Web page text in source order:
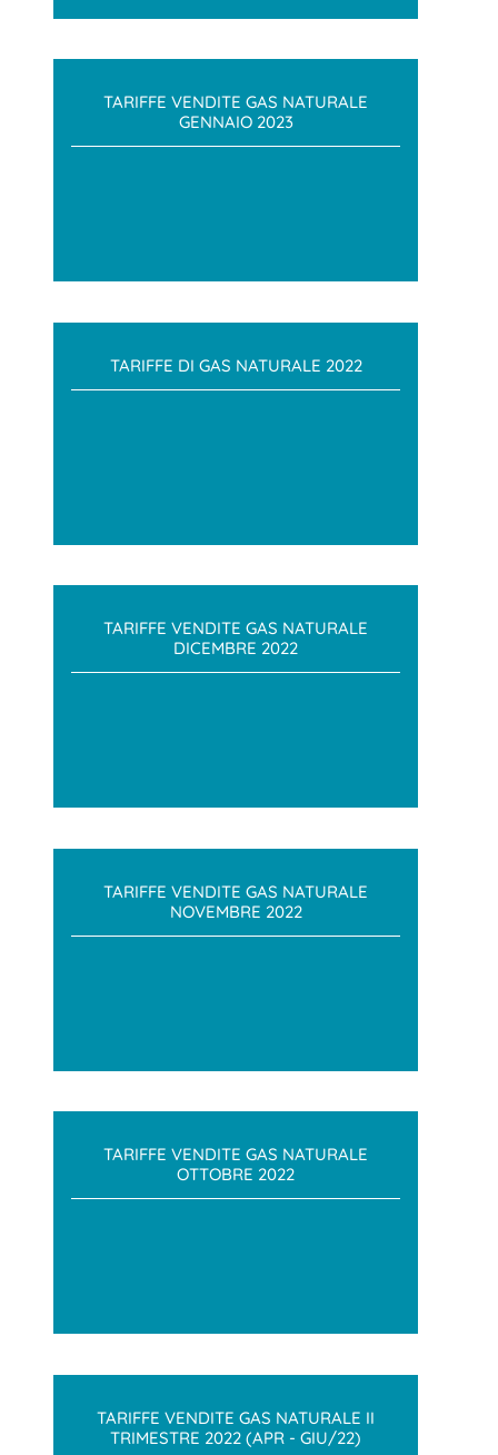
TARIFFE VENDITE GAS NATURALE
GENNAIO 2023
TARIFFE DI GAS NATURALE 2022
TARIFFE VENDITE GAS NATURALE
DICEMBRE 2022
TARIFFE VENDITE GAS NATURALE
NOVEMBRE 2022
TARIFFE VENDITE GAS NATURALE
OTTOBRE 2022
TARIFFE VENDITE GAS NATURALE II
TRIMESTRE 2022 (APR - GIU/22)